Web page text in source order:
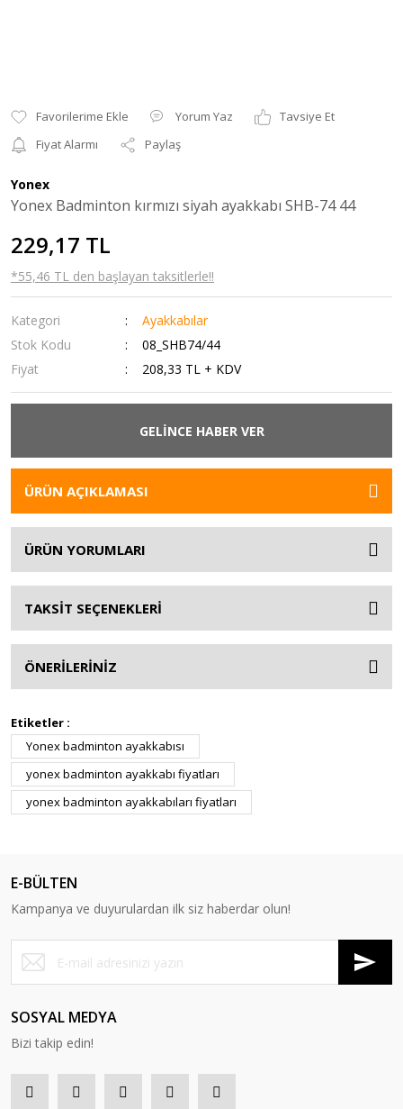
Yorum Yaz
Tavsiye Et
Fiyat Alarmı
Paylaş
Yonex
Yonex Badminton kırmızı siyah ayakkabı SHB-74 44
229,17 TL
*55,46 TL den başlayan taksitlerle!!
Kategori
Ayakkabılar
Stok Kodu
08_SHB74/44
Fiyat
208,33 TL + KDV
GELİNCE HABER VER
ÜRÜN AÇIKLAMASI
ÜRÜN YORUMLARI
TAKSİT SEÇENEKLERİ
ÖNERİLERİNİZ
Etiketler :
Yonex badminton ayakkabısı
yonex badminton ayakkabı fiyatları
yonex badminton ayakkabıları fiyatları
E-BÜLTEN
Kampanya ve duyurulardan ilk siz haberdar olun!
SOSYAL MEDYA
Bizi takip edin!